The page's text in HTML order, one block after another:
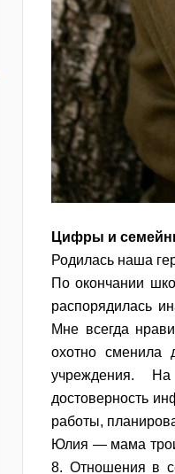
Цифры и
Родилась наша
По окончании
распорядилась
Мне всегда
охотно сменила
учреждения. На
достоверность
работы,
Юлия — мама
8. Отношения в